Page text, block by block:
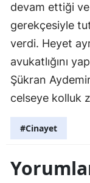
devam ettiği
gerekçesiyle
verdi. Heyet
avukatlığını
Şükran
celseye kolluk
#Cinayet